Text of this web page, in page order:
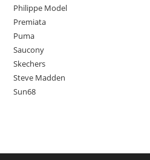
Philippe Model
Premiata
Puma
Saucony
Skechers
Steve Madden
Sun68